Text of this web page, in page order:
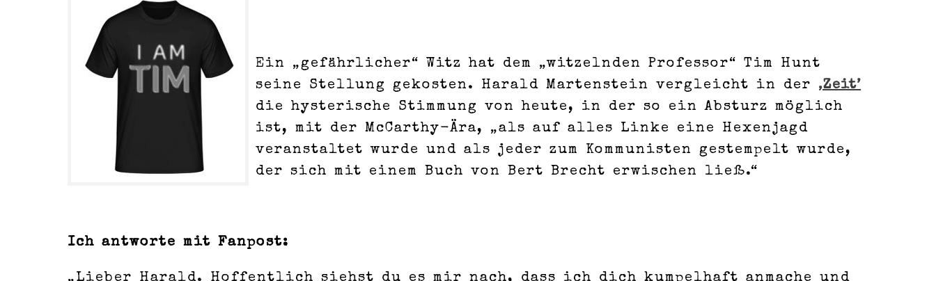
Ein „gefährlicher“ Witz hat dem „witzelnden Professor“ Tim Hunt
seine Stellung gekosten. Harald Martenstein vergleicht in der ‚Zeit’
die hysterische Stimmung von heute, in der so ein Absturz möglich
ist, mit der McCarthy-Ära, „als auf alles Linke eine Hexenjagd
veranstaltet wurde und als jeder zum Kommunisten gestempelt wurde,
der sich mit einem Buch von Bert Brecht erwischen ließ.“
Ich antworte mit Fanpost:
„Lieber Harald. Hoffentlich siehst du es mir nach, dass ich dich kumpelhaft anmache und